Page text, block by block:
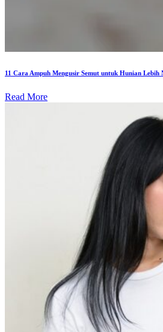
11 Cara Ampuh Mengusir Semut untuk Hunian Lebih
Read More